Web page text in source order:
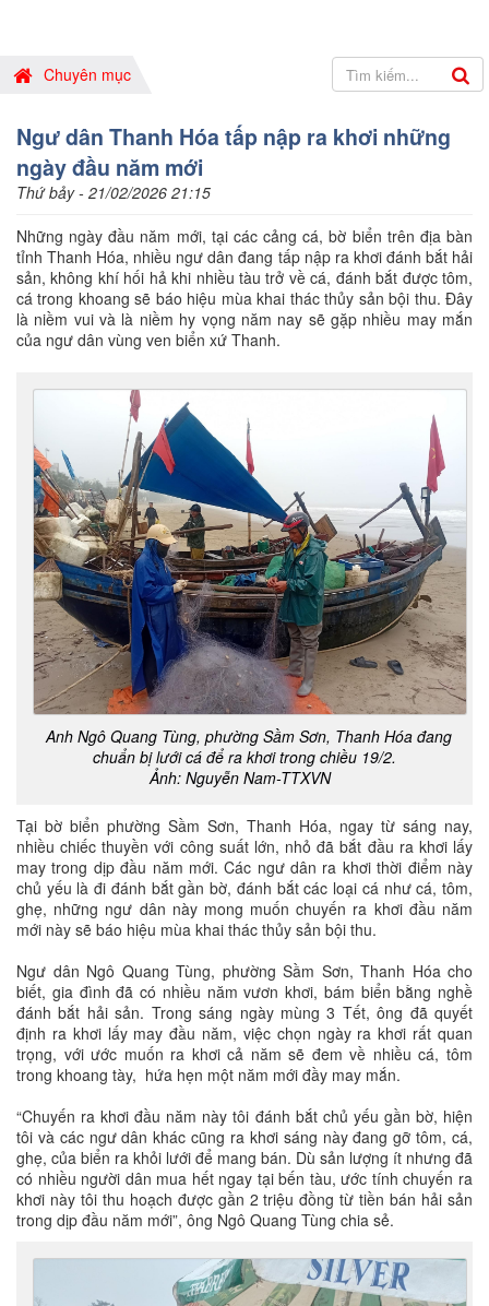
Chuyên mục
Ngư dân Thanh Hóa tấp nập ra khơi những
ngày đầu năm mới
Thứ bảy - 21/02/2026 21:15
Những ngày đầu năm mới, tại các cảng cá, bờ biển trên địa bàn
tỉnh Thanh Hóa, nhiều ngư dân đang tấp nập ra khơi đánh bắt hải
sản, không khí hối hả khi nhiều tàu trở về cá, đánh bắt được tôm,
cá trong khoang sẽ báo hiệu mùa khai thác thủy sản bội thu. Đây
là niềm vui và là niềm hy vọng năm nay sẽ gặp nhiều may mắn
của ngư dân vùng ven biển xứ Thanh.
Anh Ngô Quang Tùng, phường Sầm Sơn, Thanh Hóa đang
chuẩn bị lưới cá để ra khơi trong chiều 19/2.
Ảnh: Nguyễn Nam-TTXVN
Tại bờ biển phường Sầm Sơn, Thanh Hóa, ngay từ sáng nay,
nhiều chiếc thuyền với công suất lớn, nhỏ đã bắt đầu ra khơi lấy
may trong dịp đầu năm mới. Các ngư dân ra khơi thời điểm này
chủ yếu là đi đánh bắt gần bờ, đánh bắt các loại cá như cá, tôm,
ghẹ, những ngư dân này mong muốn chuyến ra khơi đầu năm
mới này sẽ báo hiệu mùa khai thác thủy sản bội thu.
Ngư dân Ngô Quang Tùng, phường Sầm Sơn, Thanh Hóa cho
biết, gia đình đã có nhiều năm vươn khơi, bám biển bằng nghề
đánh bắt hải sản. Trong sáng ngày mùng 3 Tết, ông đã quyết
định ra khơi lấy may đầu năm, việc chọn ngày ra khơi rất quan
trọng, với ước muốn ra khơi cả năm sẽ đem về nhiều cá, tôm
trong khoang tày, hứa hẹn một năm mới đầy may mắn.
“Chuyến ra khơi đầu năm này tôi đánh bắt chủ yếu gần bờ, hiện
tôi và các ngư dân khác cũng ra khơi sáng này đang gỡ tôm, cá,
ghẹ, của biển ra khỏi lưới để mang bán. Dù sản lượng ít nhưng đã
có nhiều người dân mua hết ngay tại bến tàu, ước tính chuyến ra
khơi này tôi thu hoạch được gần 2 triệu đồng từ tiền bán hải sản
trong dịp đầu năm mới”, ông Ngô Quang Tùng chia sẻ.